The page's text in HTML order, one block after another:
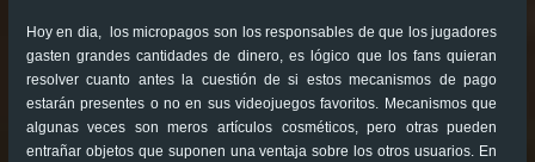
Hoy en dia, los micropagos son los responsables de que los jugadores
gasten grandes cantidades de dinero, es lógico que los fans quieran
resolver cuanto antes la cuestión de si estos mecanismos de pago
estarán presentes o no en sus videojuegos favoritos. Mecanismos que
algunas veces son meros artículos cosméticos, pero otras pueden
entrañar objetos que suponen una ventaja sobre los otros usuarios. En